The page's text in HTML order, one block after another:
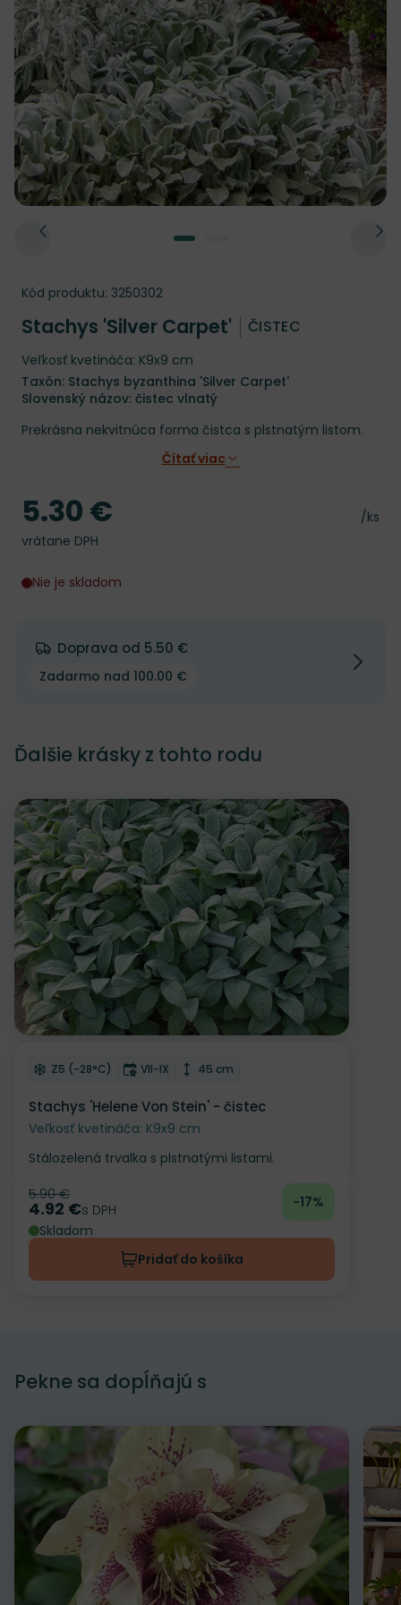
Kód produktu: 3250302
Stachys 'Silver Carpet' ČISTEC
Veľkosť kvetináča: K9x9 cm
Taxón: Stachys byzanthina 'Silver Carpet'
Slovenský názov: čistec vlnatý
Prekrásna nekvitnúca forma čistca s plstnatým listom.
Čítať viac
Cena
/ks
Cena
5.30 €
vrátane DPH
Nie je skladom
Doprava od 5.50 €
Zadarmo nad 100.00 €
Ďalšie krásky z tohto rodu
Odober do zoznamu želaní
Mrazuvzdornosť
Z5 (-28°C) Doba kvitnutia
VII-IX Výška rastliny
45 cm
Stachys 'Helene Von Stein' - čistec
Veľkosť kvetináča: K9x9 cm
Stálozelená trvalka s plstnatými listami.
Pôvodná cena
5.90 €
Cena
4.92 €s DPH
-17%
Skladom
Pridať do košíka
Pekne sa dopĺňajú s